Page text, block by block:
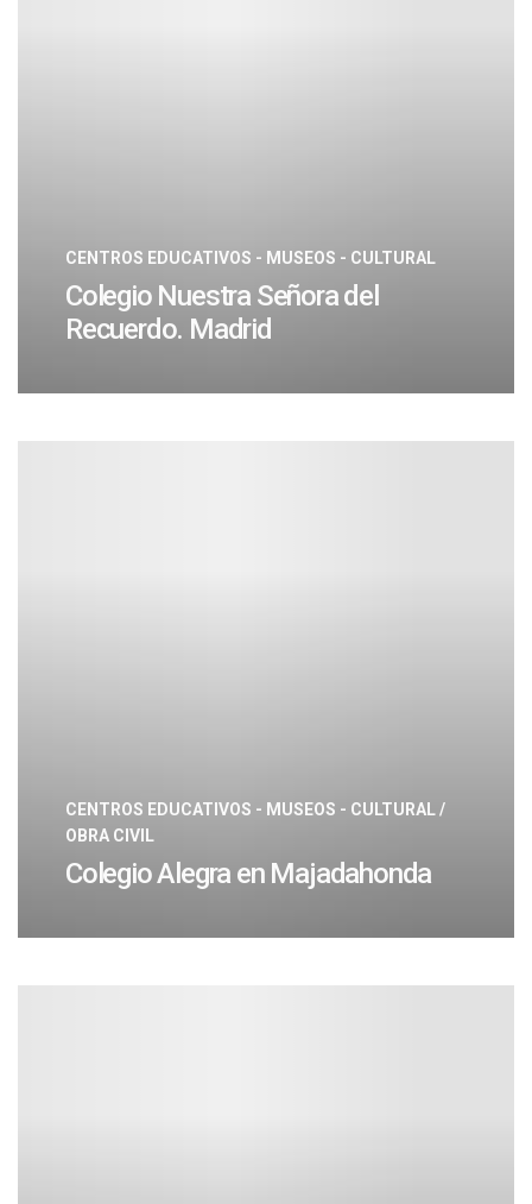
CENTROS EDUCATIVOS - MUSEOS - CULTURAL
Colegio Nuestra Señora del
Recuerdo. Madrid
CENTROS EDUCATIVOS - MUSEOS - CULTURAL/
OBRA CIVIL
Colegio Alegra en Majadahonda